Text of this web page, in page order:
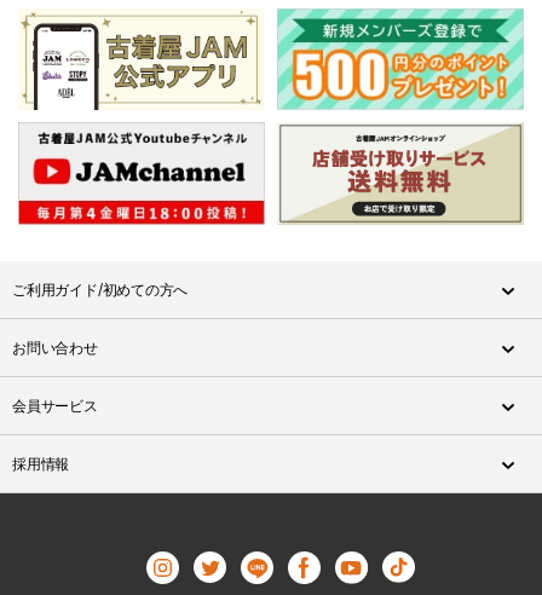
ご利用ガイド/初めての方へ
お問い合わせ
会員サービス
採用情報